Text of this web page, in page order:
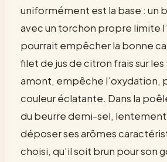
uniformément est la base : un
avec un torchon propre limite
pourrait empêcher la bonne
filet de jus de citron frais sur
amont, empêche l’oxydation,
couleur éclatante. Dans la
du beurre demi-sel,
déposer ses arômes
choisi, qu’il soit brun pour son